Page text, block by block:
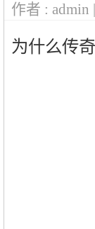
作者 :
为什么传奇